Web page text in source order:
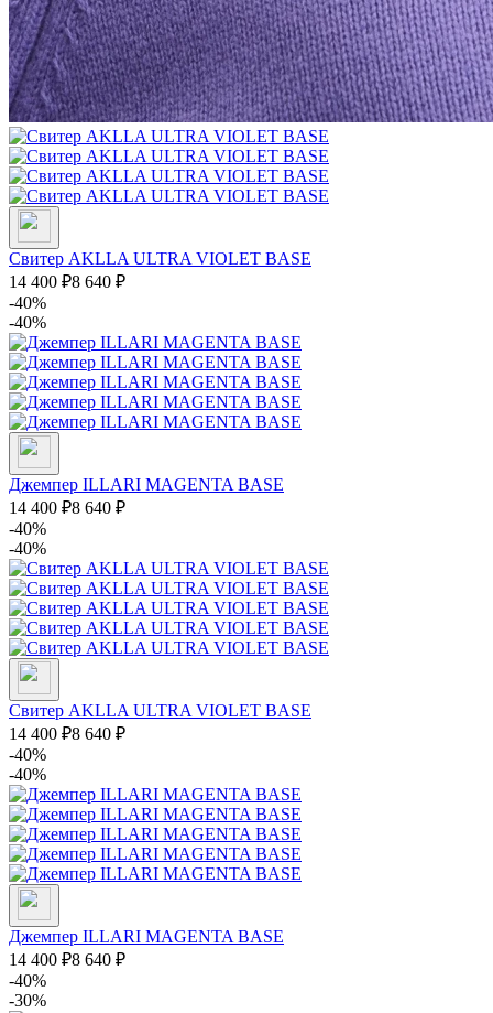
Свитер AKLLA ULTRA VIOLET BASE
14 400 ₽8 640 ₽
-40%
-40%
Джемпер ILLARI MAGENTA BASE
14 400 ₽8 640 ₽
-40%
-40%
Свитер AKLLA ULTRA VIOLET BASE
14 400 ₽8 640 ₽
-40%
-40%
Джемпер ILLARI MAGENTA BASE
14 400 ₽8 640 ₽
-40%
-30%